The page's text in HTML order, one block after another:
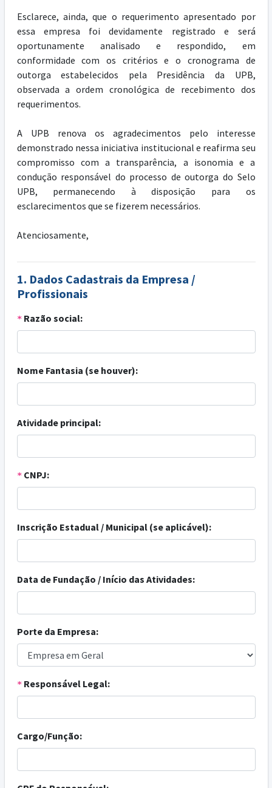
Esclarece, ainda, que o requerimento apresentado por
essa empresa foi devidamente registrado e será
oportunamente analisado e respondido, em
conformidade com os critérios e o cronograma de
outorga estabelecidos pela Presidência da UPB,
observada a ordem cronológica de recebimento dos
requerimentos.
A UPB renova os agradecimentos pelo interesse
demonstrado nessa iniciativa institucional e reafirma seu
compromisso com a transparência, a isonomia e a
condução responsável do processo de outorga do Selo
UPB, permanecendo à disposição para os
esclarecimentos que se fizerem necessários.
Atenciosamente,
1. Dados Cadastrais da Empresa /
Profissionais
*Razão social:
Nome Fantasia (se houver):
Atividade principal:
*CNPJ:
Inscrição Estadual / Municipal (se aplicável):
Data de Fundação / Início das Atividades:
Porte da Empresa:
*Responsável Legal:
Cargo/Função: